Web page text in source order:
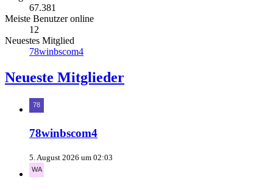
67.381
Meiste Benutzer online
12
Neuestes Mitglied
78winbscom4
Neueste Mitglieder
78winbscom4
5. August 2026 um 02:03